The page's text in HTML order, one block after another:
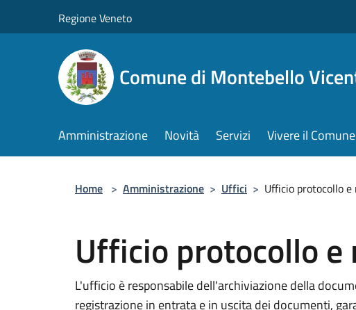
Regione Veneto
Comune di Montebello
Amministrazione Novità Servizi Vivere il Comune
Home > Amministrazione > Uffici > Ufficio protocollo e
Ufficio protocollo e
L'ufficio è responsabile dell'archiviazione della
registrazione in entrata e in uscita dei documenti,